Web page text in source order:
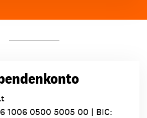
1006 0500 5005 00 | BIC: